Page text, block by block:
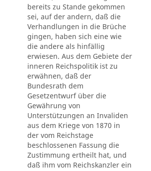
bereits zu Stande gekommen
sei, auf der andern, daß die
Verhandlungen in die Brüche
gingen, haben sich eine wie
die andere als hinfällig
erwiesen. Aus dem Gebiete der
inneren Reichspolitik ist zu
erwähnen, daß der
Bundesrath dem
Gesetzentwurf über die
Gewährung von
Unterstützungen an Invaliden
aus dem Kriege von 1870 in
der vom Reichstage
beschlossenen Fassung die
Zustimmung ertheilt hat, und
daß ihm vom Reichskanzler ein